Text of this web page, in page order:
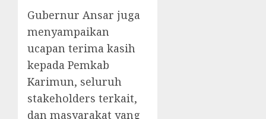
Gubernur Ansar juga
menyampaikan
ucapan terima kasih
kepada Pemkab
Karimun, seluruh
stakeholders terkait,
dan masyarakat yang